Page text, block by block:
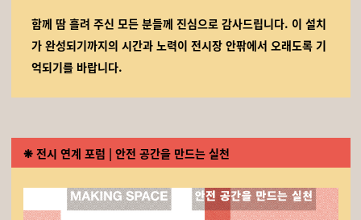
함께 땀 흘려 주신 모든 분들께 진심으로 감사드립니다. 이 설치
가 완성되기까지의 시간과 노력이 전시장 안팎에서 오래도록 기
억되기를 바랍니다.
❋ 전시 연계 포럼 | 안전 공간을 만드는 실천